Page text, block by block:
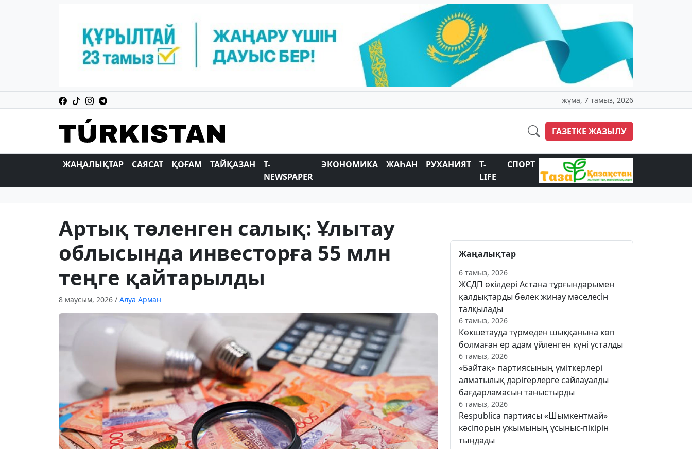
жұма, 7 тамыз, 2026
ГАЗЕТКЕ ЖАЗЫЛУ
ЖАҢАЛЫҚТАР САЯСАТ ҚОҒАМ ТАЙҚАЗАН
T-
NEWSPAPER
ЭКОНОМИКА ЖАҺАН РУХАНИЯТ
T-
LIFE
СПОРТ
Артық төленген салық: Ұлытау
облысында инвесторға 55 млн
теңге қайтарылды
8 маусым, 2026 / Алуа Арман
Жаңалықтар
6 тамыз, 2026
ЖСДП өкілдері Астана тұрғындарымен
қалдықтарды бөлек жинау мәселесін
талқылады
6 тамыз, 2026
Көкшетауда түрмеден шыққанына көп
болмаған ер адам үйленген күні ұсталды
6 тамыз, 2026
«Байтақ» партиясының үміткерлері
алматылық дәрігерлерге сайлауалды
бағдарламасын таныстырды
6 тамыз, 2026
Respublica партиясы «Шымкентмай»
кәсіпорын ұжымының ұсыныс-пікірін
тыңдады